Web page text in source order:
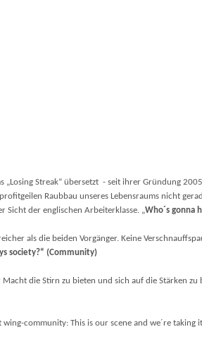
„Losing Streak“ übersetzt - seit ihrer Gründung
Raubbau unseres Lebensraums nicht
Sicht der englischen Arbeiterklasse. „Who´s gonna
als die beiden Vorgänger. Keine
society?“ (Community)
die Stirn zu bieten und sich auf die Stärken
community: This is our scene and we´re taking